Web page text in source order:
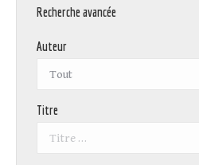
Recherche avancée
Auteur
Titre